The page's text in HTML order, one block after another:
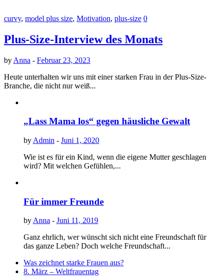
curvy, model plus size, Motivation, plus-size 0
Plus-Size-Interview des Monats
by Anna - Februar 23, 2023
Heute unterhalten wir uns mit einer starken Frau in der Plus-Size-
Branche, die nicht nur weiß...
„Lass Mama los“ gegen häusliche Gewalt
by Admin - Juni 1, 2020
Wie ist es für ein Kind, wenn die eigene Mutter geschlagen
wird? Mit welchen Gefühlen,...
Für immer Freunde
by Anna - Juni 11, 2019
Ganz ehrlich, wer wünscht sich nicht eine Freundschaft für
das ganze Leben? Doch welche Freundschaft...
Was zeichnet starke Frauen aus?
8. März – Weltfrauentag